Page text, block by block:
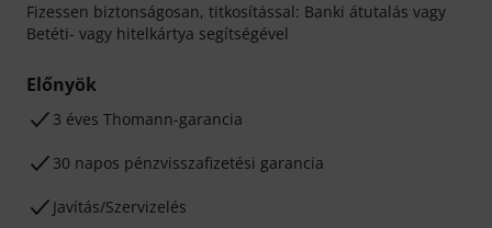
Fizessen biztonságosan, titkosítással: Banki átutalás vagy
Betéti- vagy hitelkártya segítségével
Előnyök
3 éves Thomann-garancia
30 napos pénzvisszafizetési garancia
Javítás/Szervizelés